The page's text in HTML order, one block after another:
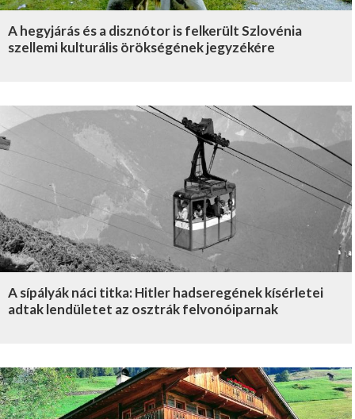
A hegyjárás és a disznótor is felkerült Szlovénia
szellemi kulturális örökségének jegyzékére
A sípályák náci titka: Hitler hadseregének kísérletei
adtak lendületet az osztrák felvonóiparnak